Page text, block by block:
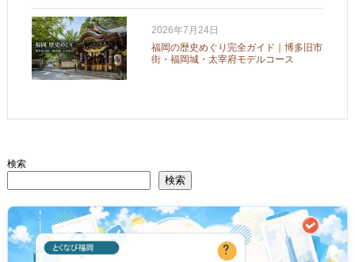
2026年7月24日
福岡の歴史めぐり完全ガイド｜博多旧市
街・福岡城・太宰府モデルコース
検索
検索